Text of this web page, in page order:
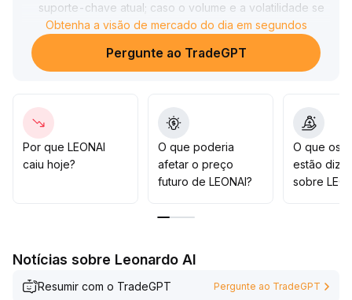
suporte-chave atual; caso o volume e a volatilidade se
combinem de forma efetiva, o preço pode romper o
intervalo atual, mirando a faixa de 6,50-7,10
Recomenda-se: stop loss rigoroso, controle de
Posições compradas podem ser ajustadas
moderadamente, mas caso haja divergência entre
volume e preço ou rompimentos falsos, reduza a
exposição com rapidez em altas.
Obtenha a visão de mercado do dia em segundos
Pergunte ao TradeGPT
Por que LEONAI
caiu hoje?
O que poderia
afetar o preço
futuro de LEONAI?
O que os
estão
sobre
Notícias sobre Leonardo AI
Resumir com o TradeGPT Pergunte ao TradeGPT